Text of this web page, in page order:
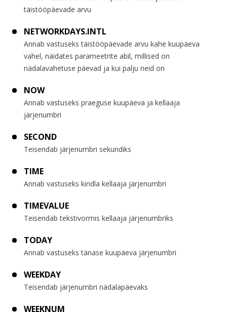
täistööpäevade arvu
NETWORKDAYS.INTL
Annab vastuseks täistööpäevade arvu kahe kuupäeva
vahel, näidates parameetrite abil, millised on
nädalavahetuse päevad ja kui palju neid on
NOW
Annab vastuseks praeguse kuupäeva ja kellaaja
järjenumbri
SECOND
Teisendab järjenumbri sekundiks
TIME
Annab vastuseks kindla kellaaja järjenumbri
TIMEVALUE
Teisendab tekstivormis kellaaja järjenumbriks
TODAY
Annab vastuseks tänase kuupäeva järjenumbri
WEEKDAY
Teisendab järjenumbri nädalapäevaks
WEEKNUM